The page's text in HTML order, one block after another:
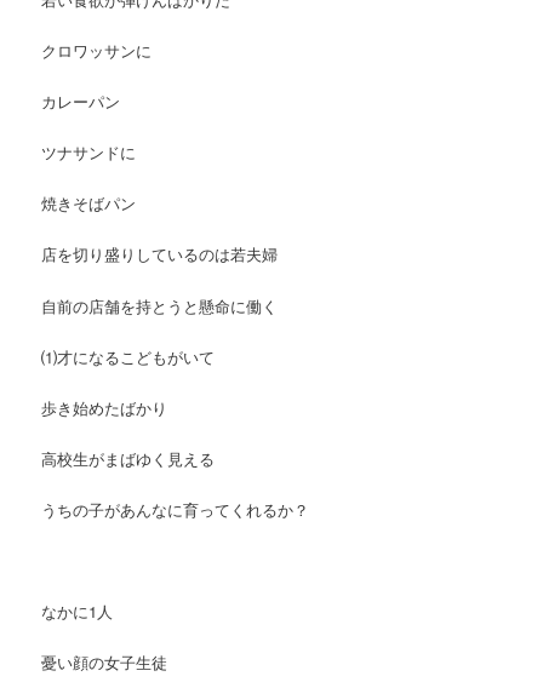
クロワッサンに
カレーパン
ツナサンドに
焼きそばパン
店を切り盛りしているのは若夫婦
自前の店舗を持とうと懸命に働く
⑴才になるこどもがいて
歩き始めたばかり
高校生がまばゆく見える
うちの子があんなに育ってくれるか？
なかに1人
憂い顔の女子生徒